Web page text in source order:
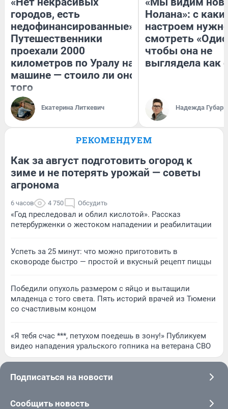
городов, есть
недофинансированные».
Путешественники
проехали 2000
километров по Уралу на
машине — стоило ли оно
того
Екатерина Литкевич
Нолана»: с
настроем
смотреть
чтобы она не
выглядела как
Надежда Губарь
РЕКОМЕНДУЕМ
Как за август подготовить огород к
зиме и не потерять урожай — советы
агронома
6 часов 4 750 Обсудить
«Год преследовал и облил кислотой». Рассказ
петербурженки о жестоком нападении и реабилитации
Успеть за 25 минут: что можно приготовить в
сковороде быстро — простой и вкусный рецепт пиццы
Победили опухоль размером с яйцо и вытащили
младенца с того света. Пять историй врачей из Тюмени
со счастливым концом
«Я тебя счас ***, петухом поедешь в зону!» Публикуем
видео нападения уральского гопника на ветерана СВО
Подписаться на новости
Сообщить новость